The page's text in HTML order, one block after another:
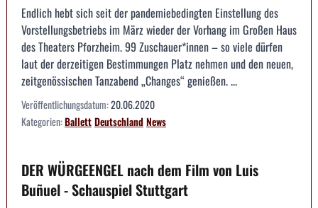
Endlich hebt sich seit der pandemiebedingten Einstellung des
Vorstellungsbetriebs im März wieder der Vorhang im Großen Haus
des Theaters Pforzheim. 99 Zuschauer*innen – so viele dürfen
laut der derzeitigen Bestimmungen Platz nehmen und den neuen,
zeitgenössischen Tanzabend „Changes“ genießen. ...
Veröffentlichungsdatum:20.06.2020
Kategorien:BallettDeutschlandNews
DER WÜRGEENGEL nach dem Film von Luis
Buñuel - Schauspiel Stuttgart